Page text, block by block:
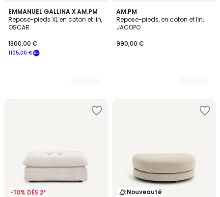
EMMANUEL GALLINA X AM.PM
Repose-pieds XL en coton et lin,
OSCAR
1105,00 €
1300,00 €
4
Couleurs
AM.PM
Repose-pieds, en coton et lin,
JACOPO
990,00 €
3
Couleurs
-10% DÈS 2* Nouveauté